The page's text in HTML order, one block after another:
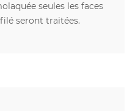
seules les faces
seront traitées.